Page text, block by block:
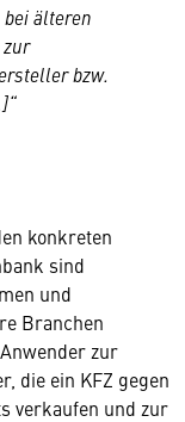
älteren
bzw.
konkreten
sind
und
Branchen
zur
die ein KFZ gegen
verkaufen und zur